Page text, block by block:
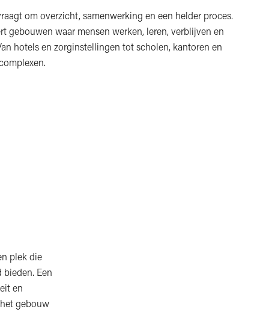
om overzicht, samenwerking en een helder proces.
gebouwen waar mensen werken, leren, verblijven en
hotels en zorginstellingen tot scholen, kantoren en
plek die
Een
en
gebouw